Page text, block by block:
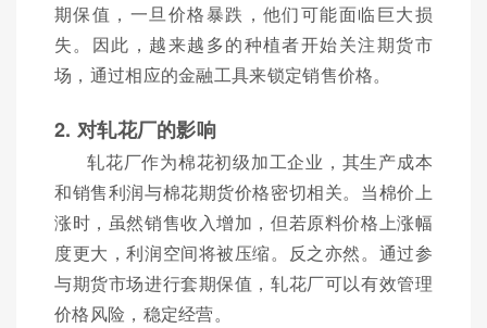
期保值，一旦价格暴跌，他们可能面临巨大损
失。因此，越来越多的种植者开始关注期货市
场，通过相应的金融工具来锁定销售价格。
2. 对轧花厂的影响
轧花厂作为棉花初级加工企业，其生产成本
和销售利润与棉花期货价格密切相关。当棉价上
涨时，虽然销售收入增加，但若原料价格上涨幅
度更大，利润空间将被压缩。反之亦然。通过参
与期货市场进行套期保值，轧花厂可以有效管理
价格风险，稳定经营。